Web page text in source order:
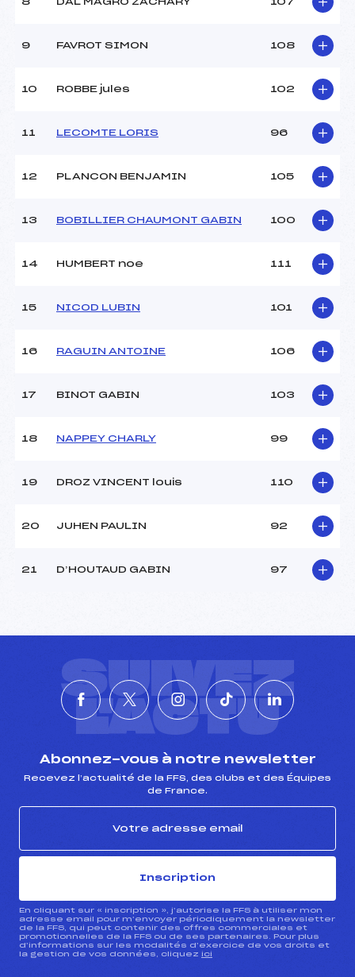
8 DAL MAGRO ZACHARY 107
9 FAVROT SIMON 108
10 ROBBE jules 102
11 LECOMTE LORIS 96
12 PLANCON BENJAMIN 105
13 BOBILLIER CHAUMONT GABIN 100
14 HUMBERT noe 111
15 NICOD LUBIN 101
16 RAGUIN ANTOINE 106
17 BINOT GABIN 103
18 NAPPEY CHARLY 99
19 DROZ VINCENT louis 110
20 JUHEN PAULIN 92
21 D’HOUTAUD GABIN 97
SUIVEZ
L'ACTU
Abonnez-vous à notre newsletter
Recevez l’actualité de la FFS, des clubs et des Équipes
de France.
Inscription
En cliquant sur « inscription », j’autorise la FFS à utiliser mon
adresse email pour m’envoyer périodiquement la newsletter
de la FFS, qui peut contenir des offres commerciales et
promotionnelles de la FFS ou de ses partenaires. Pour plus
d’informations sur les modalités d’exercice de vos droits et
la gestion de vos données, cliquez ici